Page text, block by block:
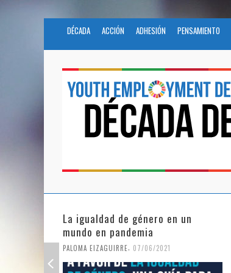
DÉCADA ACCIÓN ADHESIÓN PENSAMIENTO
Fundación Novia Salcedo participa
en la Civil Society Programme de
Naciones Unidas
PALOMA EIZAGUIRRE, 25/05/2021